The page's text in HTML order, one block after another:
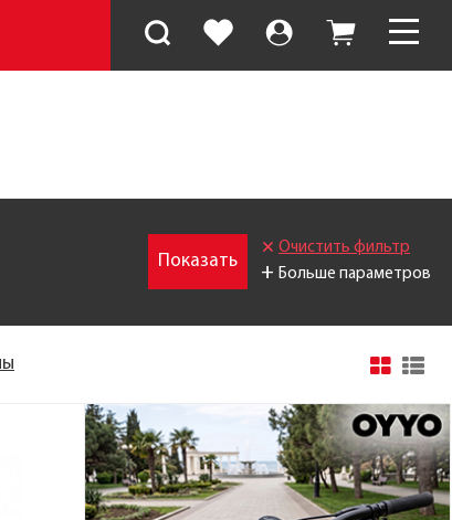
Показать
Очистить фильтр
+ Больше параметров